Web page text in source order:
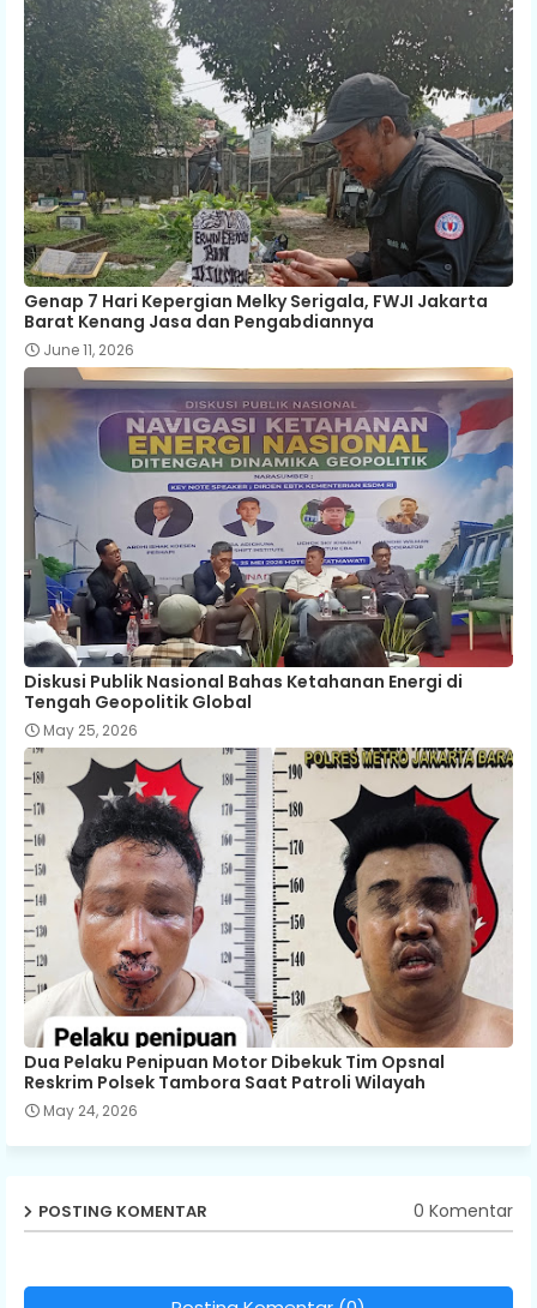
Genap 7 Hari Kepergian Melky Serigala, FWJI Jakarta
Barat Kenang Jasa dan Pengabdiannya
June 11, 2026
Diskusi Publik Nasional Bahas Ketahanan Energi di
Tengah Geopolitik Global
May 25, 2026
Dua Pelaku Penipuan Motor Dibekuk Tim Opsnal
Reskrim Polsek Tambora Saat Patroli Wilayah
May 24, 2026
POSTING KOMENTAR 0 Komentar